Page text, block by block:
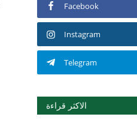
Facebook
Instagram
Telegram
الاكثر قراءة